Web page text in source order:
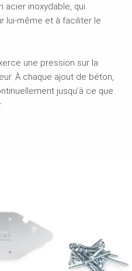
acier inoxydable, qui
lui-même et à faciliter le
une pression sur la
À chaque ajout de béton,
jusqu’à ce que